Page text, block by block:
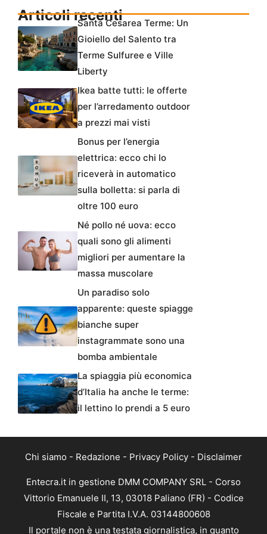
Articoli recentiSanta Cesarea Terme: Un
Gioiello del Salento tra
Terme Sulfuree e Ville
Liberty
Ikea batte tutti: le offerte
per l’arredamento outdoor
a prezzi mai visti
Bonus per l’energia
elettrica: ecco chi lo
riceverà in automatico
sulla bolletta: si parla di
oltre 100 euro
Né pollo né uova: ecco
quali sono gli alimenti
migliori per aumentare la
massa muscolare
Un paradiso solo
apparente: queste spiagge
bianche super
instagrammate sono una
bomba ambientale
La spiaggia più economica
d’Italia ha anche le terme:
il lettino lo prendi a 5 euro
Chi siamo - Redazione - Privacy Policy - Disclaimer
Entecra.it in gestione DMM COMPANY SRL - Corso
Vittorio Emanuele II, 13, 03018 Paliano (FR) - Codice
Fiscale e Partita I.V.A. 03144800608
Il portale non è una testata giornalistica, in quanto